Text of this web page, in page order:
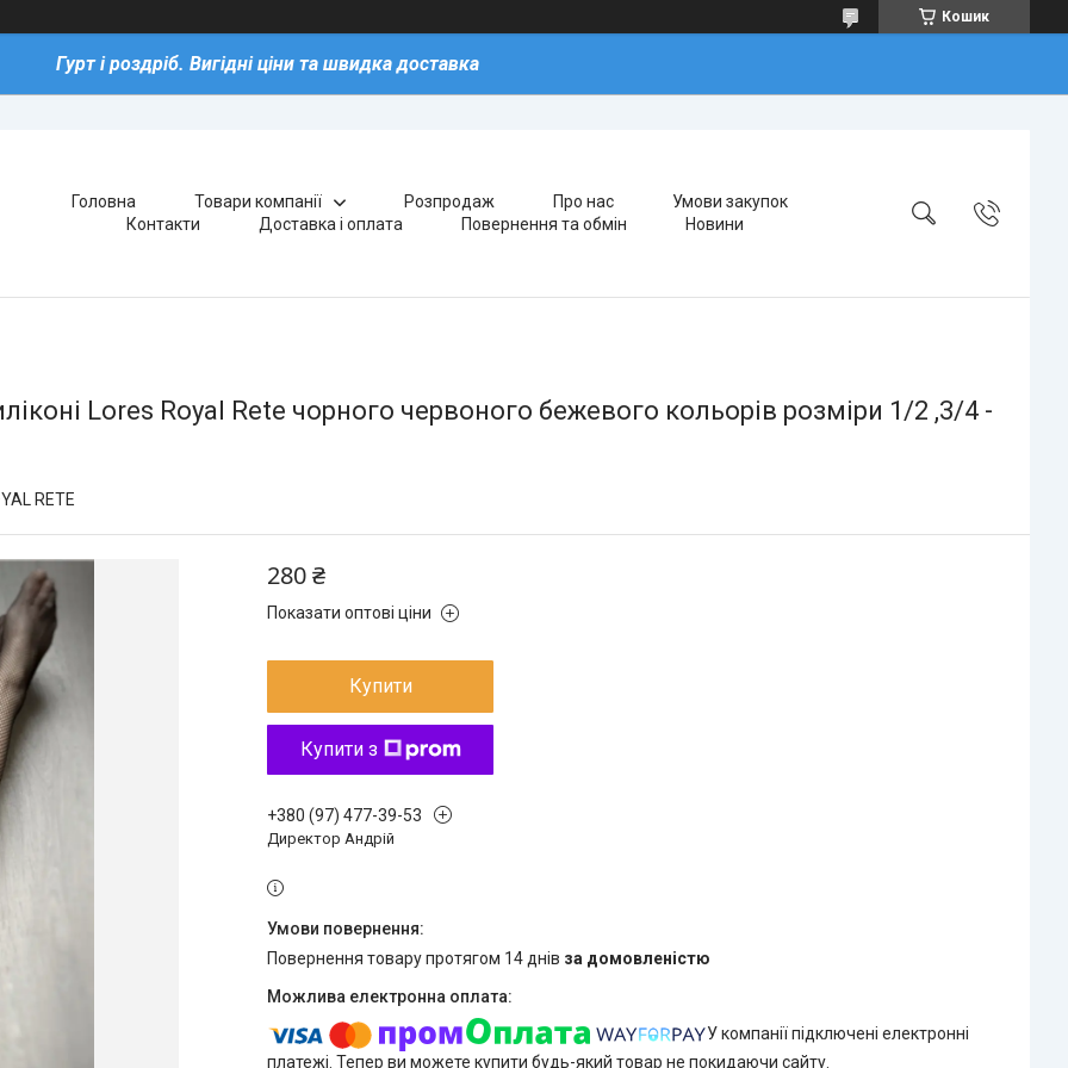
Кошик
Гурт і роздріб. Вигідні ціни та швидка доставка
Головна Товари компанії Розпродаж Про нас
Умови закупок
Контакти
Доставка і оплата Повернення та обмін Новини
Lores Royal Rete чорного червоного бежевого кольорів розміри 1/2 ,3/4 -
RETE
280 ₴
Показати оптові ціни
Купити
Купити з
+380 (97) 477-39-53
Директор Андрій
повернення товару протягом 14 днів за домовленістю
У компанії підключені електронні
платежі. Тепер ви можете купити будь-який товар не покидаючи сайту.